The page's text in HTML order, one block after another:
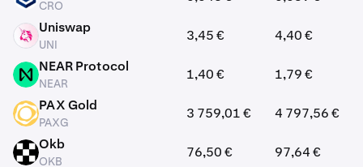
CRO
UNI Uniswap
UNI
3,45 € 4,40 €
NEAR NEAR Protocol
NEAR
1,40 € 1,79 €
PAXG PAX Gold
PAXG
3 759,01 € 4 797,56 €
Okb
OKB
76,50 € 97,64 €